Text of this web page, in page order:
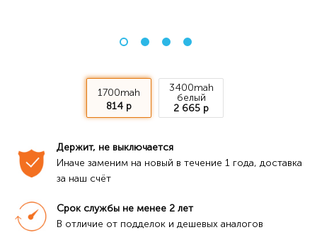
1700mah
814 р
3400mah
белый
2 665 р
Держит, не выключается
Иначе заменим на новый в течение 1 года, доставка
за наш счёт
Срок службы не менее 2 лет
В отличие от подделок и дешевых аналогов